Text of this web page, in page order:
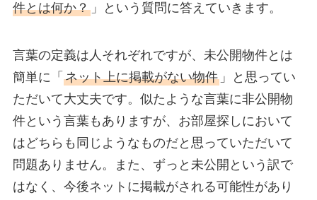
件とは何か？」という質問に答えていきます。
言葉の定義は人それぞれですが、未公開物件とは
簡単に「 ネット上に掲載がない物件」と思ってい
ただいて大丈夫です。似たような言葉に非公開物
件という言葉もありますが、お部屋探しにおいて
はどちらも同じようなものだと思っていただいて
問題ありません。また、ずっと未公開という訳で
はなく、今後ネットに掲載がされる可能性があり